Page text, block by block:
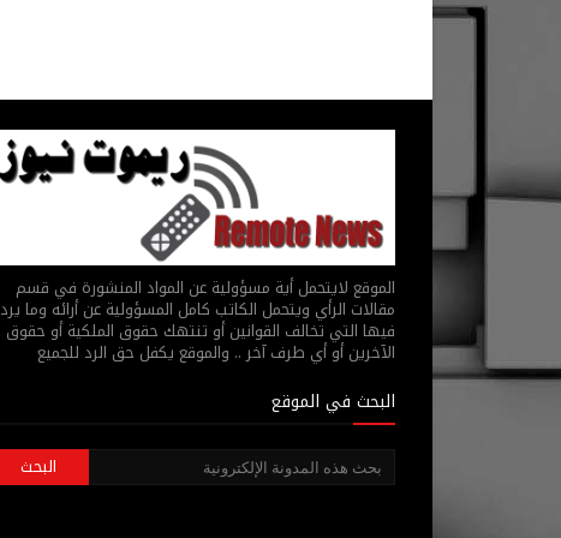
الموقع لايتحمل أية مسؤولية عن المواد المنشورة في قسم
مقالات الرأي ويتحمل الكاتب كامل المسؤولية عن أرائه وما يرد
فيها التي تخالف القوانين أو تنتهك حقوق الملكية أو حقوق
الآخرين أو أي طرف آخر .. والموقع يكفل حق الرد للجميع
البحث في الموقع